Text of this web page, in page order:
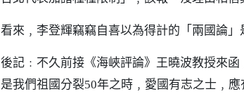
看來﹐李登輝竊竊自喜以為得計的「兩國論」
後記﹕不久前接《海峽評論》王曉波教授來
是我們祖國分裂50年之時﹐愛國有志之士﹐